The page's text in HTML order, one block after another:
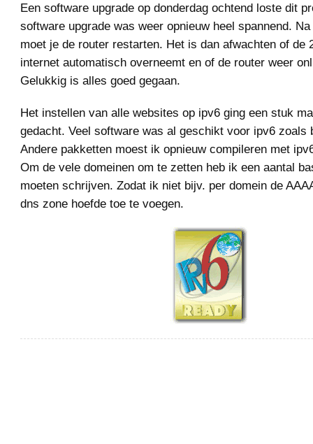
Een software upgrade op donderdag ochtend loste dit
software upgrade was weer opnieuw heel spannend.
moet je de router restarten. Het is dan afwachten of de
internet automatisch overneemt en of de router weer
Gelukkig is alles goed gegaan.
Het instellen van alle websites op ipv6 ging een stuk
gedacht. Veel software was al geschikt voor ipv6 zoals
Andere pakketten moest ik opnieuw compileren met
Om de vele domeinen om te zetten heb ik een aantal
moeten schrijven. Zodat ik niet bijv. per domein de
dns zone hoefde toe te voegen.